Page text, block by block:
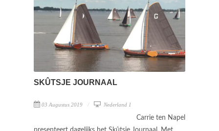
SKÛTSJE JOURNAAL
03 Augustus 2019 Nederland 1
Carrie ten Napel